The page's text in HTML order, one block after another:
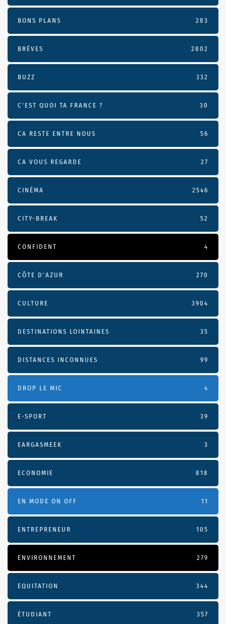
BONS PLANS 283
BRÈVES 2802
BUZZ 332
C'EST QUOI TA FRANCE ? 30
CA RESTE ENTRE NOUS 56
CA VOUS REGARDE 27
CINÉMA 2546
CITY-BREAK 52
CONFIDENT 4
CÔTE D’AZUR 270
CULTURE 3904
DESTINATIONS LOINTAINES 35
DISTANCES INCONNUES 99
DROP LE MIC 4
E-SPORT 39
EARGASMEEK 3
ECONOMIE 818
EN MODE ON OFF 11
ENTREPRENEUR 105
ENVIRONNEMENT 279
EQUITATION 344
ÉTUDIANT 357